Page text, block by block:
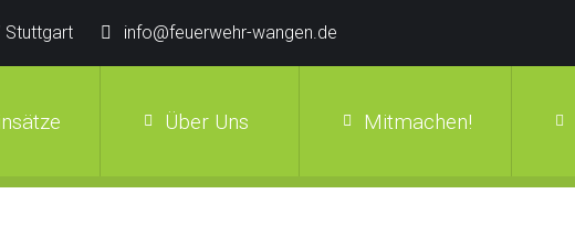
Stuttgart info@feuerwehr-wangen.de
Über Uns Mitmachen!